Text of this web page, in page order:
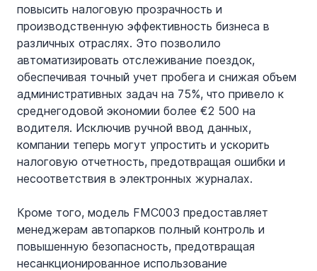
повысить налоговую прозрачность и
производственную эффективность бизнеса в
различных отраслях. Это позволило
автоматизировать отслеживание поездок,
обеспечивая точный учет пробега и снижая объем
административных задач на 75%, что привело к
среднегодовой экономии более €2 500 на
водителя. Исключив ручной ввод данных,
компании теперь могут упростить и ускорить
налоговую отчетность, предотвращая ошибки и
несоответствия в электронных журналах.
Кроме того, модель FMC003 предоставляет
менеджерам автопарков полный контроль и
повышенную безопасность, предотвращая
несанкционированное использование